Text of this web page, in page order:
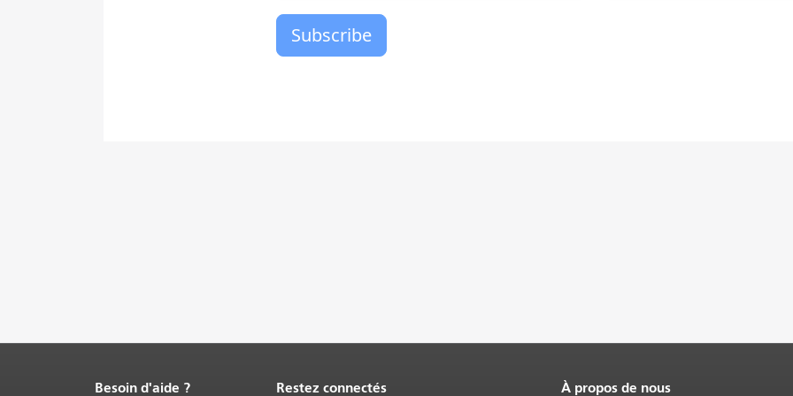
Fin
Besoin d'aide ? Restez connectés À propos de nous